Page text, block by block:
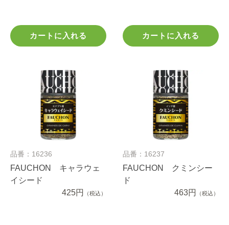
カートに入れる カートに入れる
品番：16236
FAUCHON キャラウェ
イシード
425円
（税込）
品番：16237
FAUCHON クミンシー
ド
463円
（税込）